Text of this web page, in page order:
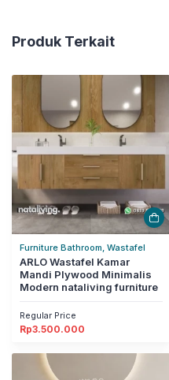
Produk Terkait
Furniture Bathroom, Wastafel
ARLO Wastafel Kamar
Mandi Plywood Minimalis
Modern nataliving furniture
Regular Price
Rp3.500.000